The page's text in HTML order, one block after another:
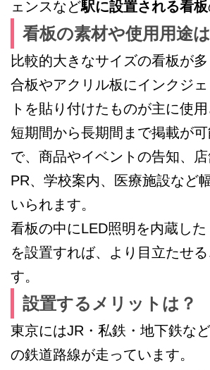
ェンスなど駅に設置される看板
看板の素材や使用用途
比較的大きなサイズの看板が
合板やアクリル板にインクジ
トを貼り付けたものが主に使用
短期間から長期間まで掲載が
で、商品やイベントの告知、
PR、学校案内、医療施設など
いられます。
看板の中にLED照明を内蔵した
を設置すれば、より目立たせ
す。
設置するメリットは？
東京にはJR・私鉄・地下鉄な
の鉄道路線が走っています。